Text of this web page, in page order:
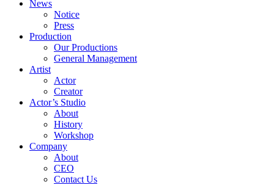
News
Notice
Press
Production
Our Productions
General Management
Artist
Actor
Creator
Actor’s Studio
About
History
Workshop
Company
About
CEO
Contact Us